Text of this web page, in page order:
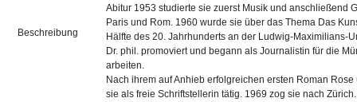
Beschreibung
Abitur 1953 studierte sie zuerst Musik und anschließend
Paris und Rom. 1960 wurde sie über das Thema Das
Hälfte des 20. Jahrhunderts an der Ludwig-Maximilians-
Dr. phil. promoviert und begann als Journalistin für die
arbeiten.
Nach ihrem auf Anhieb erfolgreichen ersten Roman
sie als freie Schriftstellerin tätig. 1969 zog sie nach Zürich.